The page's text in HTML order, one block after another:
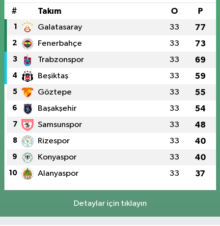
# Takım O P
1 Galatasaray 33 77
2 Fenerbahçe 33 73
3 Trabzonspor 33 69
4 Beşiktaş 33 59
5 Göztepe 33 55
6 Başakşehir 33 54
7 Samsunspor 33 48
8 Rizespor 33 40
9 Konyaspor 33 40
10 Alanyaspor 33 37
Detaylar için tıklayın